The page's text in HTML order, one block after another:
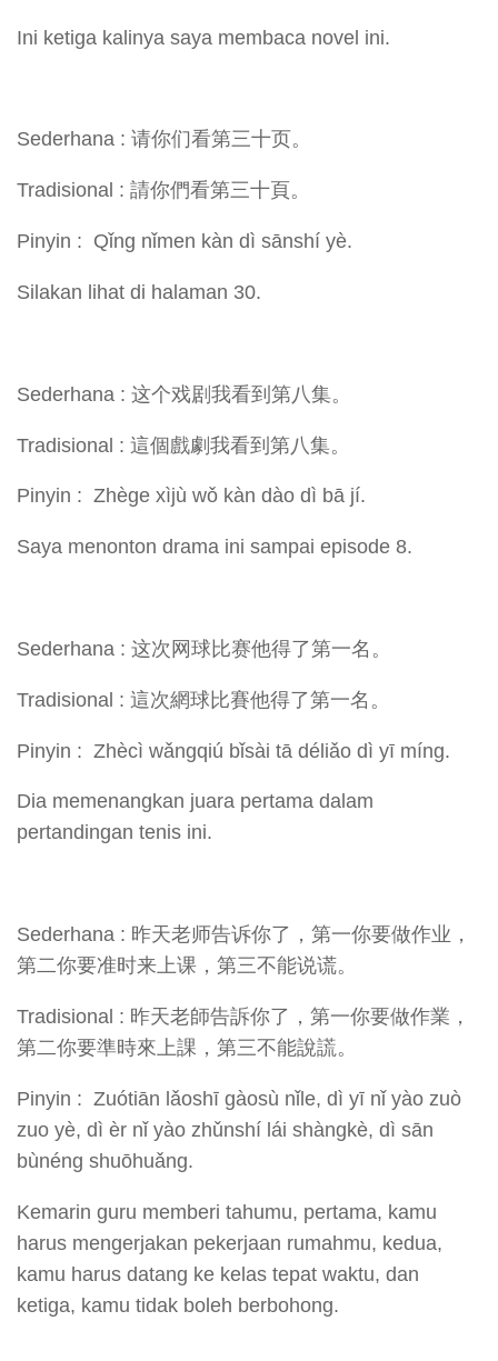
Ini ketiga kalinya saya membaca novel ini.
Sederhana : 请你们看第三十页。
Tradisional : 請你們看第三十頁。
Pinyin : Qǐng nǐmen kàn dì sānshí yè.
Silakan lihat di halaman 30.
Sederhana : 这个戏剧我看到第八集。
Tradisional : 這個戲劇我看到第八集。
Pinyin : Zhège xìjù wǒ kàn dào dì bā jí.
Saya menonton drama ini sampai episode 8.
Sederhana : 这次网球比赛他得了第一名。
Tradisional : 這次網球比賽他得了第一名。
Pinyin : Zhècì wǎngqiú bǐsài tā déliǎo dì yī míng.
Dia memenangkan juara pertama dalam
pertandingan tenis ini.
Sederhana : 昨天老师告诉你了，第一你要做作业，
第二你要准时来上课，第三不能说谎。
Tradisional : 昨天老師告訴你了，第一你要做作業，
第二你要準時來上課，第三不能說謊。
Pinyin : Zuótiān lǎoshī gàosù nǐle, dì yī nǐ yào zuò
zuo yè, dì èr nǐ yào zhǔnshí lái shàngkè, dì sān
bùnéng shuōhuǎng.
Kemarin guru memberi tahumu, pertama, kamu
harus mengerjakan pekerjaan rumahmu, kedua,
kamu harus datang ke kelas tepat waktu, dan
ketiga, kamu tidak boleh berbohong.